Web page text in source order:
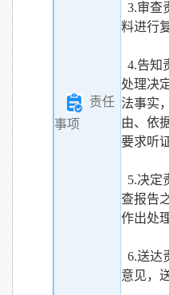
责任
事项
3.审查
料进行
4.告知
处理决
法事实
由、依
要求听
5.决定
查报告
作出处
6.送达
意见，